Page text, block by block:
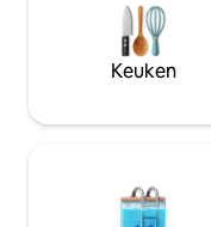
Keuken